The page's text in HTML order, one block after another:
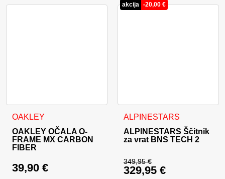
OAKLEY
OAKLEY OČALA O-
FRAME MX CARBON
FIBER
39,90 €
akcija -20,00 €
ALPINESTARS
ALPINESTARS Ščitnik
za vrat BNS TECH 2
349,95€
Izvirna cena je bila:
329,95 €
Ta izdelek ima več različic.